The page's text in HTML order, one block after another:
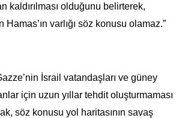
kaldırılması olduğunu belirterek,
Hamas’ın varlığı söz konusu olamaz.”
İsrail vatandaşları ve güney
için uzun yıllar tehdit oluşturmaması
söz konusu yol haritasının savaş